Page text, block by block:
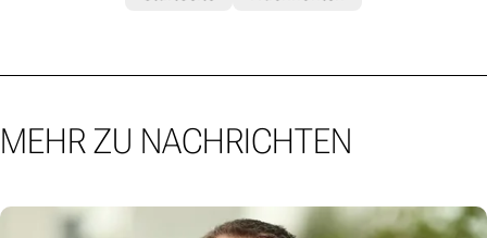
MEHR ZU NACHRICHTEN